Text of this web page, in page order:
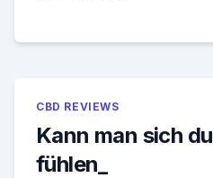
CBD REVIEWS
Kann man sich
fühlen_